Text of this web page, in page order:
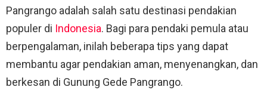
Pangrango adalah salah satu destinasi pendakian
populer di Indonesia. Bagi para pendaki pemula atau
berpengalaman, inilah beberapa tips yang dapat
membantu agar pendakian aman, menyenangkan, dan
berkesan di Gunung Gede Pangrango.